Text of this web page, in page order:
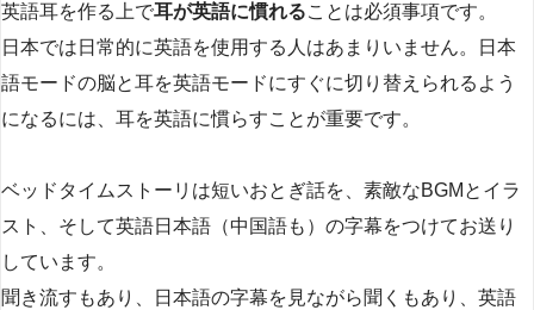
英語耳を作る上で耳が英語に慣れることは必須事項です。
日本では日常的に英語を使用する人はあまりいません。日本
語モードの脳と耳を英語モードにすぐに切り替えられるよう
になるには、耳を英語に慣らすことが重要です。
ベッドタイムストーリは短いおとぎ話を、素敵なBGMとイラ
スト、そして英語日本語（中国語も）の字幕をつけてお送り
しています。
聞き流すもあり、日本語の字幕を見ながら聞くもあり、英語